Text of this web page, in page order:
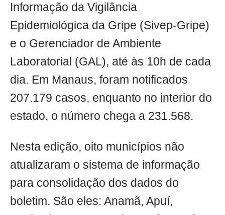
Informação da Vigilância
Epidemiológica da Gripe (Sivep-Gripe)
e o Gerenciador de Ambiente
Laboratorial (GAL), até às 10h de cada
dia. Em Manaus, foram notificados
207.179 casos, enquanto no interior do
estado, o número chega a 231.568.
Nesta edição, oito municípios não
atualizaram o sistema de informação
para consolidação dos dados do
boletim. São eles: Anamã, Apuí,